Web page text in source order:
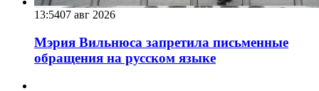
13:5407 авг 2026
Мэрия Вильнюса запретила письменные
обращения на русском языке